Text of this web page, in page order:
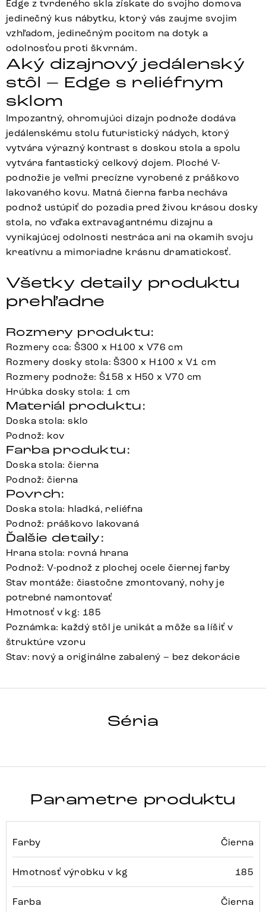
Edge z tvrdeného skla získate do svojho domova
jedinečný kus nábytku, ktorý vás zaujme svojim
vzhľadom, jedinečným pocitom na dotyk a
odolnosťou proti škvrnám.
Aký dizajnový jedálenský
stôl – Edge s reliéfnym
sklom
Impozantný, ohromujúci dizajn podnože dodáva
jedálenskému stolu futuristický nádych, ktorý
vytvára výrazný kontrast s doskou stola a spolu
vytvára fantastický celkový dojem. Ploché V-
podnožie je veľmi precízne vyrobené z práškovo
lakovaného kovu. Matná čierna farba necháva
podnož ustúpiť do pozadia pred živou krásou dosky
stola, no vďaka extravagantnému dizajnu a
vynikajúcej odolnosti nestráca ani na okamih svoju
kreatívnu a mimoriadne krásnu dramatickosť.
Všetky detaily produktu
prehľadne
Rozmery produktu:
Rozmery cca: Š300 x H100 x V76 cm
Rozmery dosky stola: Š300 x H100 x V1 cm
Rozmery podnože: Š158 x H50 x V70 cm
Hrúbka dosky stola: 1 cm
Materiál produktu:
Doska stola: sklo
Podnož: kov
Farba produktu:
Doska stola: čierna
Podnož: čierna
Povrch:
Doska stola: hladká, reliéfna
Podnož: práškovo lakovaná
Ďalšie detaily:
Hrana stola: rovná hrana
Podnož: V-podnož z plochej ocele čiernej farby
Stav montáže: čiastočne zmontovaný, nohy je
potrebné namontovať
Hmotnosť v kg: 185
Poznámka: každý stôl je unikát a môže sa líšiť v
štruktúre vzoru
Stav: nový a originálne zabalený – bez dekorácie
Séria
Parametre produktu
Farby Čierna
Hmotnosť výrobku v kg 185
Farba Čierna